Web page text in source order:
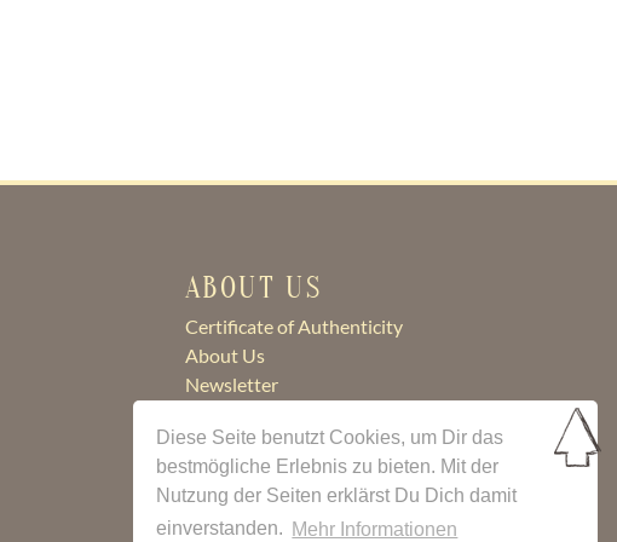
Diese Seite benutzt Cookies, um Dir das
bestmögliche Erlebnis zu bieten. Mit der
Nutzung der Seiten erklärst Du Dich damit
einverstanden. Mehr Informationen
ABOUT US
Certificate of Authenticity
About Us
Newsletter